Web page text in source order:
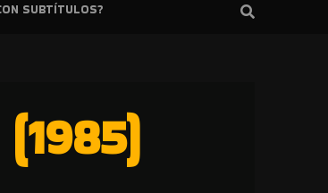
SUBTÍTULOS?